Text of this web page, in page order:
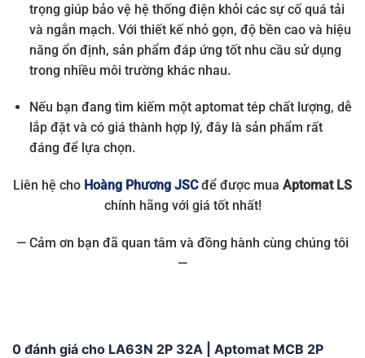
trọng giúp bảo vệ hệ thống điện khỏi các sự cố quá tải
và ngắn mạch. Với thiết kế nhỏ gọn, độ bền cao và hiệu
năng ổn định, sản phẩm đáp ứng tốt nhu cầu sử dụng
trong nhiều môi trường khác nhau.
Nếu bạn đang tìm kiếm một aptomat tép chất lượng, dễ
lắp đặt và có giá thành hợp lý, đây là sản phẩm rất
đáng để lựa chọn.
Liên hệ cho Hoàng Phương JSCđể được mua Aptomat LS
chính hãng với giá tốt nhất!
— Cảm ơn bạn đã quan tâm và đồng hành cùng chúng tôi
—
0 đánh giá cho LA63N 2P 32A | Aptomat MCB 2P